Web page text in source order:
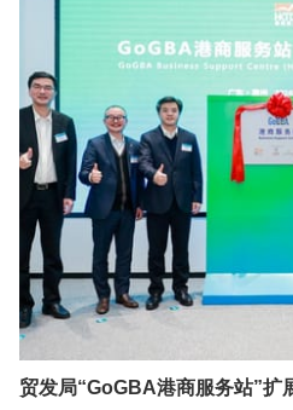
贸发局“GoGBA港商服务站”扩